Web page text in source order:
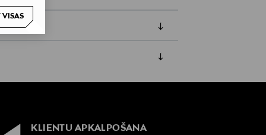
VISAS
KLIENTU APKALPOŠANA